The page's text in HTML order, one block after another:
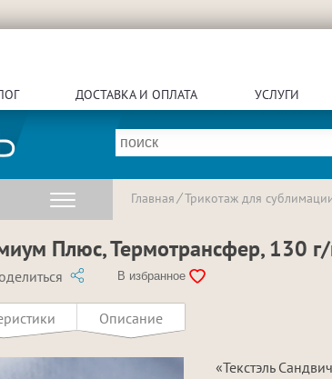
ДОСТАВКА И ОПЛАТА УСЛУГИ
Главная Трикотаж для
Плюс, Термотрансфер, 130
В избранное
Описание
«Текстэль